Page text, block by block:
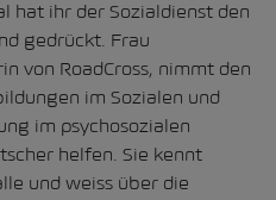
hat ihr der Sozialdienst den
gedrückt. Frau
von RoadCross, nimmt den
im Sozialen und
im psychosozialen
helfen. Sie kennt
und weiss über die